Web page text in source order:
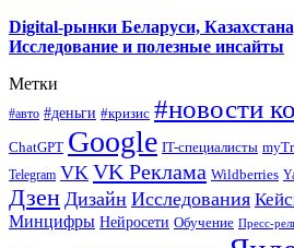
Digital-рынки Беларуси,
Исследование и полезные инсайты
Метки
#авто #деньги #кризис #новости
ChatGPT Google IT-специалисты
Telegram VK VK Реклама Wildberries
Дзен Дизайн Исследования
Минцифры Нейросети Обучение Пресс-